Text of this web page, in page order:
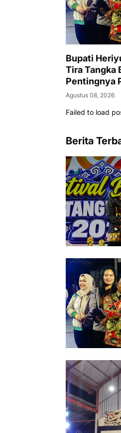
Bupati
Tira Tangka
Pentingnya
Agustus 08, 2026
Failed to load
Berita